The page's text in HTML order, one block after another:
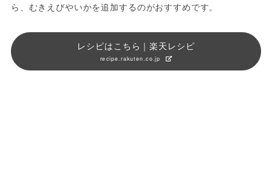
ら、むきえびやいかを追加するのがおすすめです。
レシピはこちら｜楽天レシピ
recipe.rakuten.co.jp